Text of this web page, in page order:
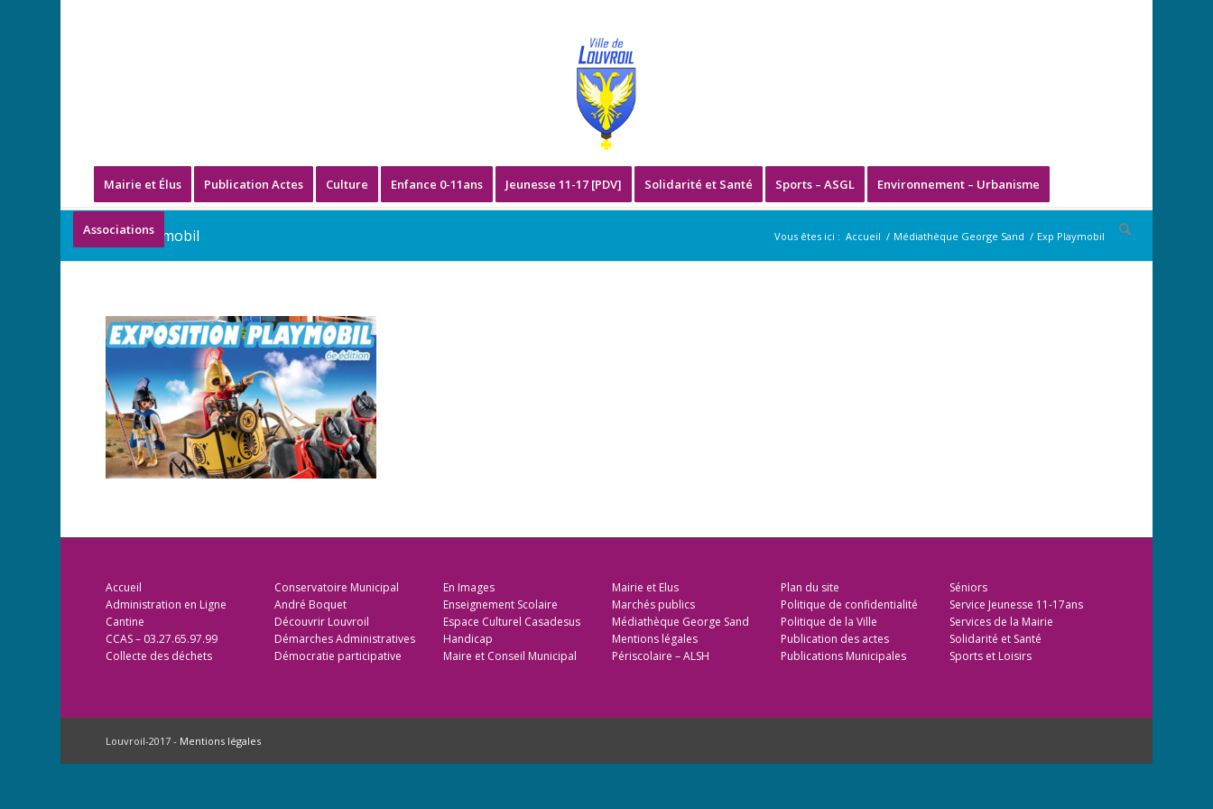
Mairie et Élus Publication Actes Culture Enfance 0-11ans Jeunesse 11-17 [PDV] Solidarité et Santé Sports – ASGL Environnement – Urbanisme
Associations
Exp Playmobil Vous êtes ici : Accueil / Médiathèque George Sand / Exp Playmobil
Accueil
Administration en Ligne
Cantine
CCAS – 03.27.65.97.99
Collecte des déchets
Conservatoire Municipal
André Boquet
Découvrir Louvroil
Démarches Administratives
Démocratie participative
En Images
Enseignement Scolaire
Espace Culturel Casadesus
Handicap
Maire et Conseil Municipal
Mairie et Elus
Marchés publics
Médiathèque George Sand
Mentions légales
Périscolaire – ALSH
Plan du site
Politique de confidentialité
Politique de la Ville
Publication des actes
Publications Municipales
Séniors
Service Jeunesse 11-17ans
Services de la Mairie
Solidarité et Santé
Sports et Loisirs
Louvroil-2017 - Mentions légales